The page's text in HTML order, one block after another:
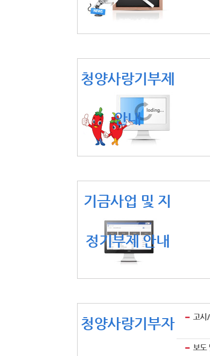
청양사랑기부제
안내
기금사업 및 지
정기부제 안내
청양사랑기부자 고시
보도